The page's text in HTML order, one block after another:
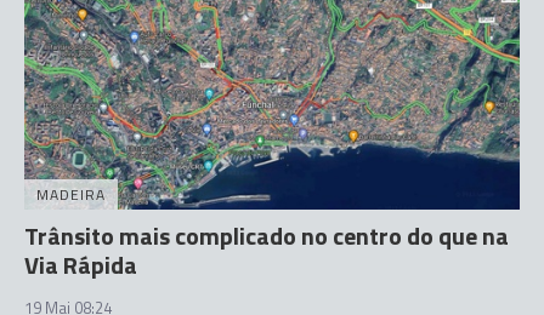
MADEIRA
Trânsito mais complicado no centro do que na
Via Rápida
19 Mai 08:24